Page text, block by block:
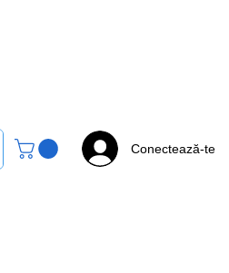
Conectează-te